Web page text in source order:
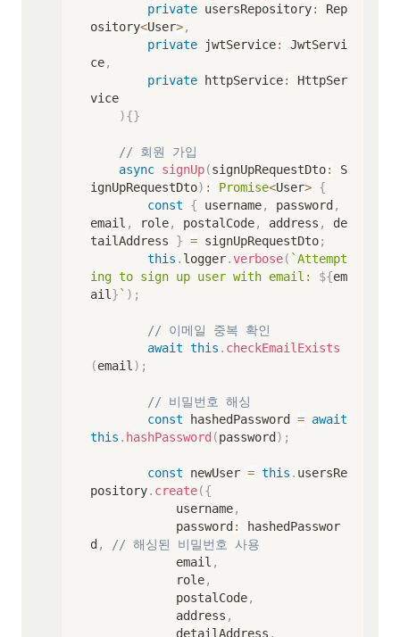
private usersRepository:
Rep
ository<User>,
private jwtService:
JwtServi
ce,
private httpService:
HttpSer
vice
){}
// 회원 가입
async signUp(signUpRequestDto:
S
ignUpRequestDto) : Promise<User> {
const
{ username, password ,
email , role, postalCode, address ,
de
tailAddress } = signUpRequestDto;
this . logger.verbose( `Attempt
ing to sign up user with email: ${em
ail } ` ) ;
// 이메일 중복 확인
await this . checkEmailExists
(email ) ;
// 비밀번호 해싱
const hashedPassword = await
this . hashPassword (password ) ;
const newUser = this . usersRe
pository. create({
            username
,
            password
:
hashedPasswor
d ,
// 해싱된 비밀번호 사용
            email
,
            role
,
            postalCode
,
            address
,
            detailAddress
,